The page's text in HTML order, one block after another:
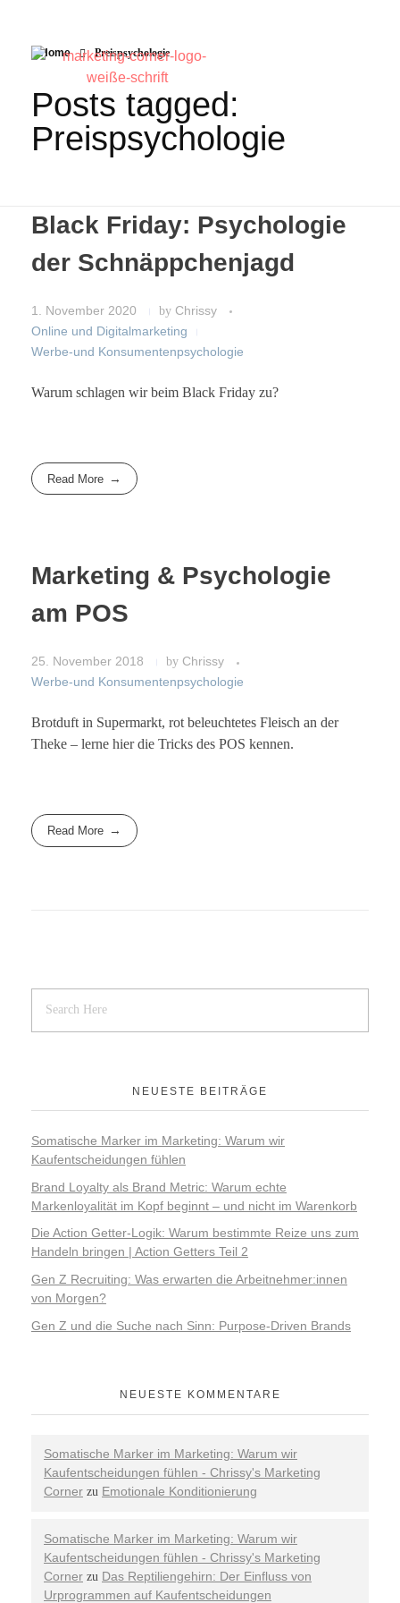
Home Preispsychologie
Posts tagged:
Preispsychologie
Black Friday: Psychologie
der Schnäppchenjagd
1. November 2020 by Chrissy
Online und Digitalmarketing
Werbe-und Konsumentenpsychologie
Warum schlagen wir beim Black Friday zu?
Read More
Marketing & Psychologie
am POS
25. November 2018 by Chrissy
Werbe-und Konsumentenpsychologie
Brotduft in Supermarkt, rot beleuchtetes Fleisch an der
Theke – lerne hier die Tricks des POS kennen.
Read More
NEUESTE BEITRÄGE
Somatische Marker im Marketing: Warum wir
Kaufentscheidungen fühlen
Brand Loyalty als Brand Metric: Warum echte
Markenloyalität im Kopf beginnt – und nicht im Warenkorb
Die Action Getter-Logik: Warum bestimmte Reize uns zum
Handeln bringen | Action Getters Teil 2
Gen Z Recruiting: Was erwarten die Arbeitnehmer:innen
von Morgen?
Gen Z und die Suche nach Sinn: Purpose-Driven Brands
NEUESTE KOMMENTARE
Somatische Marker im Marketing: Warum wir
Kaufentscheidungen fühlen - Chrissy's Marketing
Corner zu Emotionale Konditionierung
Somatische Marker im Marketing: Warum wir
Kaufentscheidungen fühlen - Chrissy's Marketing
Corner zu Das Reptiliengehirn: Der Einfluss von
Urprogrammen auf Kaufentscheidungen